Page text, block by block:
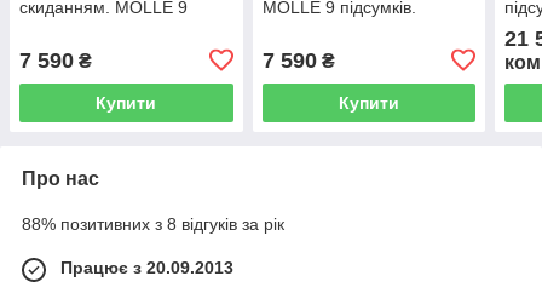
скиданням. MOLLE 9
7 590 ₴
Купити
MOLLE 9 підсумків.
7 590₴
Купити
21
Про нас
88% позитивних з 8 відгуків за рік
Працює з 20.09.2013